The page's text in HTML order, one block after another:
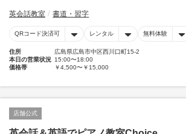
英会話教室 書道・習字
QRコード決済可 レンタル 無料体験
住所
広島県広島市中区西川口町15-2
本日の営業状況 15:00〜18:00
価格帯
￥4,500〜￥15,000
店舗公式